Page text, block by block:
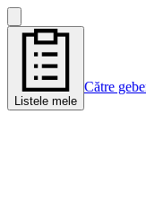
Listele mele
Către